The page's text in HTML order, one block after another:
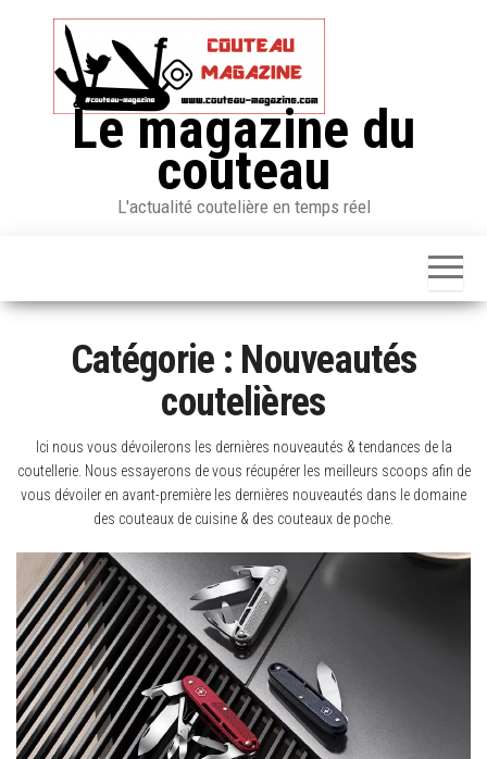
Le magazine du
couteau
L'actualité coutelière en temps réel
Catégorie : Nouveautés
coutelières
Ici nous vous dévoilerons les dernières nouveautés & tendances de la
coutellerie. Nous essayerons de vous récupérer les meilleurs scoops afin de
vous dévoiler en avant-première les dernières nouveautés dans le domaine
des couteaux de cuisine & des couteaux de poche.